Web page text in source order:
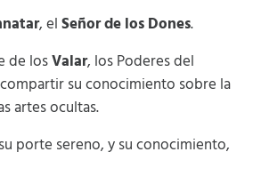
, elSeñor de los Dones.
de losValar, los Poderes del
su conocimiento sobre la
artes ocultas.
porte sereno, y su conocimiento,